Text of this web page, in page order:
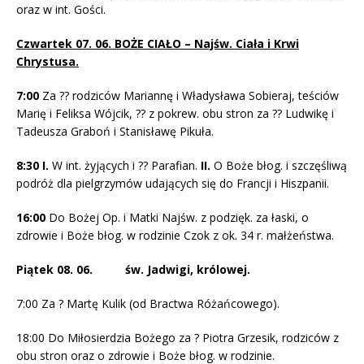
oraz w int. Gości.
Czwartek 07. 06. BOŻE CIAŁO – Najśw. Ciała i Krwi
Chrystusa.
7:00 Za ?? rodziców Mariannę i Władysława Sobieraj, teściów
Marię i Feliksa Wójcik, ?? z pokrew. obu stron za ?? Ludwikę i
Tadeusza Graboń i Stanisławę Pikuła.
8:30 I. W int. żyjących i ?? Parafian. II. O Boże błog. i szczęśliwą
podróż dla pielgrzymów udających się do Francji i Hiszpanii.
16:00 Do Bożej Op. i Matki Najśw. z podzięk. za łaski, o
zdrowie i Boże błog. w rodzinie Czok z ok. 34 r. małżeństwa.
Piątek 08. 06. św. Jadwigi, królowej.
7:00 Za ? Martę Kulik (od Bractwa Różańcowego).
18:00 Do Miłosierdzia Bożego za ? Piotra Grzesik, rodziców z
obu stron oraz o zdrowie i Boże błog. w rodzinie.